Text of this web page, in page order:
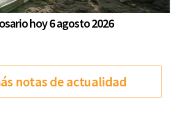
hoy 6 agosto 2026
notas de actualidad